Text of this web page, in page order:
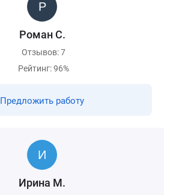
Роман С.
Отзывов: 7
Рейтинг: 96%
Предложить работу
Ирина М.